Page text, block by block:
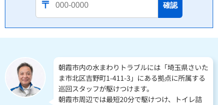
確認
朝霞市内の水まわりトラブルには「埼玉県さいた
ま市北区吉野町1-411-3」にある拠点に所属する
巡回スタッフが駆けつけます。
朝霞市周辺では最短20分で駆けつけ、トイレ詰